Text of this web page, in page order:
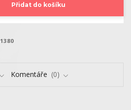
Přidat do košíku
1380
Komentáře 0